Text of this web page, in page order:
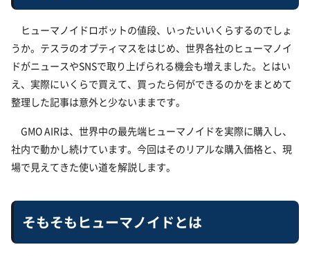
ヒューマノイドロボットの値段、いったいいくらするのでしょ
うか。テスラのオプティマスをはじめ、世界各社のヒューマノイ
ドがニュースやSNSで取り上げられる機会も増えました。とはい
え、実際にいくらで買えて、買ったら何ができるのかをまとめて
整理した記事は意外と少ないままです。
GMO AIRは、世界中の最先端ヒューマノイドを実際に購入し、
社内で動かし続けています。今回はそのリアルな購入価格と、現
場で見えてきた使い道を解説します。
そもそもヒューマノイドとは